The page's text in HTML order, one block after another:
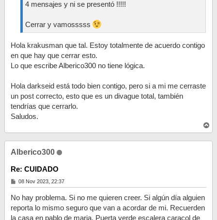
4 mensajes y ni se presentó !!!!!
Cerrar y vamosssss
Hola krakusman que tal. Estoy totalmente de acuerdo contigo
en que hay que cerrar esto.
Lo que escribe Alberico300 no tiene lógica.
Hola darkseid está todo bien contigo, pero si a mi me cerraste
un post correcto, esto que es un divague total, también
tendrías que cerrarlo.
Saludos.
r
Alberico300
Re: CUIDADO
M
e
s
a
j
e
08 Nov 2023, 22:37
No hay problema. Si no me quieren creer. Si algún día alguien
reporta lo mismo seguro que van a acordar de mi. Recuerden
la casa en pablo de maria. Puerta verde escalera caracol de